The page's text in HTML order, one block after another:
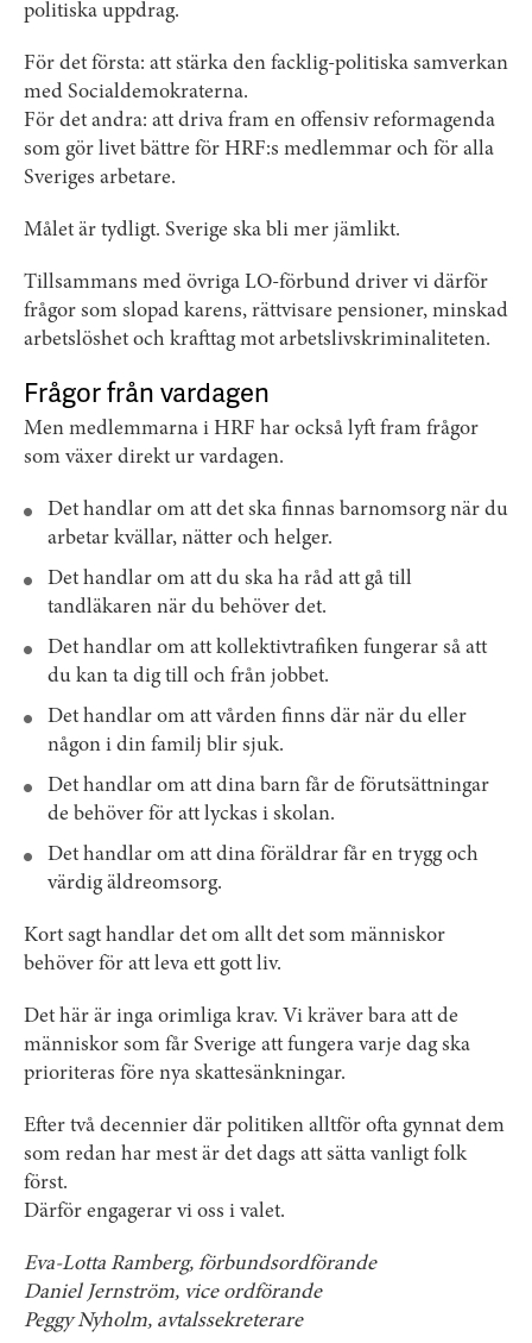
politiska uppdrag.
För det första: att stärka den facklig-politiska samverkan
med Socialdemokraterna.
För det andra: att driva fram en offensiv reformagenda
som gör livet bättre för HRF:s medlemmar och för alla
Sveriges arbetare.
Målet är tydligt. Sverige ska bli mer jämlikt.
Tillsammans med övriga LO-förbund driver vi därför
frågor som slopad karens, rättvisare pensioner, minskad
arbetslöshet och krafttag mot arbetslivskriminaliteten.
Frågor från vardagen
Men medlemmarna i HRF har också lyft fram frågor
som växer direkt ur vardagen.
Det handlar om att det ska finnas barnomsorg när du
arbetar kvällar, nätter och helger.
Det handlar om att du ska ha råd att gå till
tandläkaren när du behöver det.
Det handlar om att kollektivtrafiken fungerar så att
du kan ta dig till och från jobbet.
Det handlar om att vården finns där när du eller
någon i din familj blir sjuk.
Det handlar om att dina barn får de förutsättningar
de behöver för att lyckas i skolan.
Det handlar om att dina föräldrar får en trygg och
värdig äldreomsorg.
Kort sagt handlar det om allt det som människor
behöver för att leva ett gott liv.
Det här är inga orimliga krav. Vi kräver bara att de
människor som får Sverige att fungera varje dag ska
prioriteras före nya skattesänkningar.
Efter två decennier där politiken alltför ofta gynnat dem
som redan har mest är det dags att sätta vanligt folk
först.
Därför engagerar vi oss i valet.
Eva-Lotta Ramberg, förbundsordförande
Daniel Jernström, vice ordförande
Peggy Nyholm, avtalssekreterare